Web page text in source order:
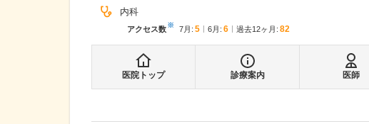
内科
アクセス数※ 7月 : 5 6月 : 6 過去12ヶ月: 82
医院トップ 診療案内 医師